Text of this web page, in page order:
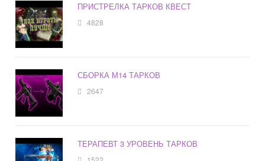
ПРИСТРЕЛКА ТАРКОВ КВЕСТ
4828
СБОРКА М14 ТАРКОВ
2647
ТЕРАПЕВТ 3 УРОВЕНЬ ТАРКОВ